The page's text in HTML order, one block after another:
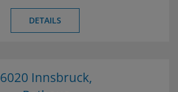
DETAILS
6020 Innsbruck,